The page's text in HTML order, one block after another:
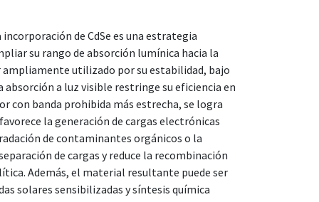
de CdSe es una estrategia
su rango de absorción lumínica hacia la
utilizado por su estabilidad, bajo
a luz visible restringe su eficiencia en
con banda prohibida más estrecha, se logra
la generación de cargas electrónicas
de contaminantes orgánicos o la
de cargas y reduce la recombinación
Además, el material resultante puede ser
solares sensibilizadas y síntesis química